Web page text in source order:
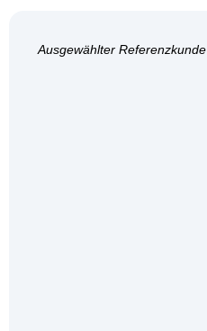
Ausgewählter Referenzkunde